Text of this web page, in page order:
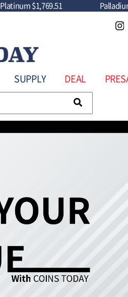
Platinum$1,769.51
SUPPLY DEAL